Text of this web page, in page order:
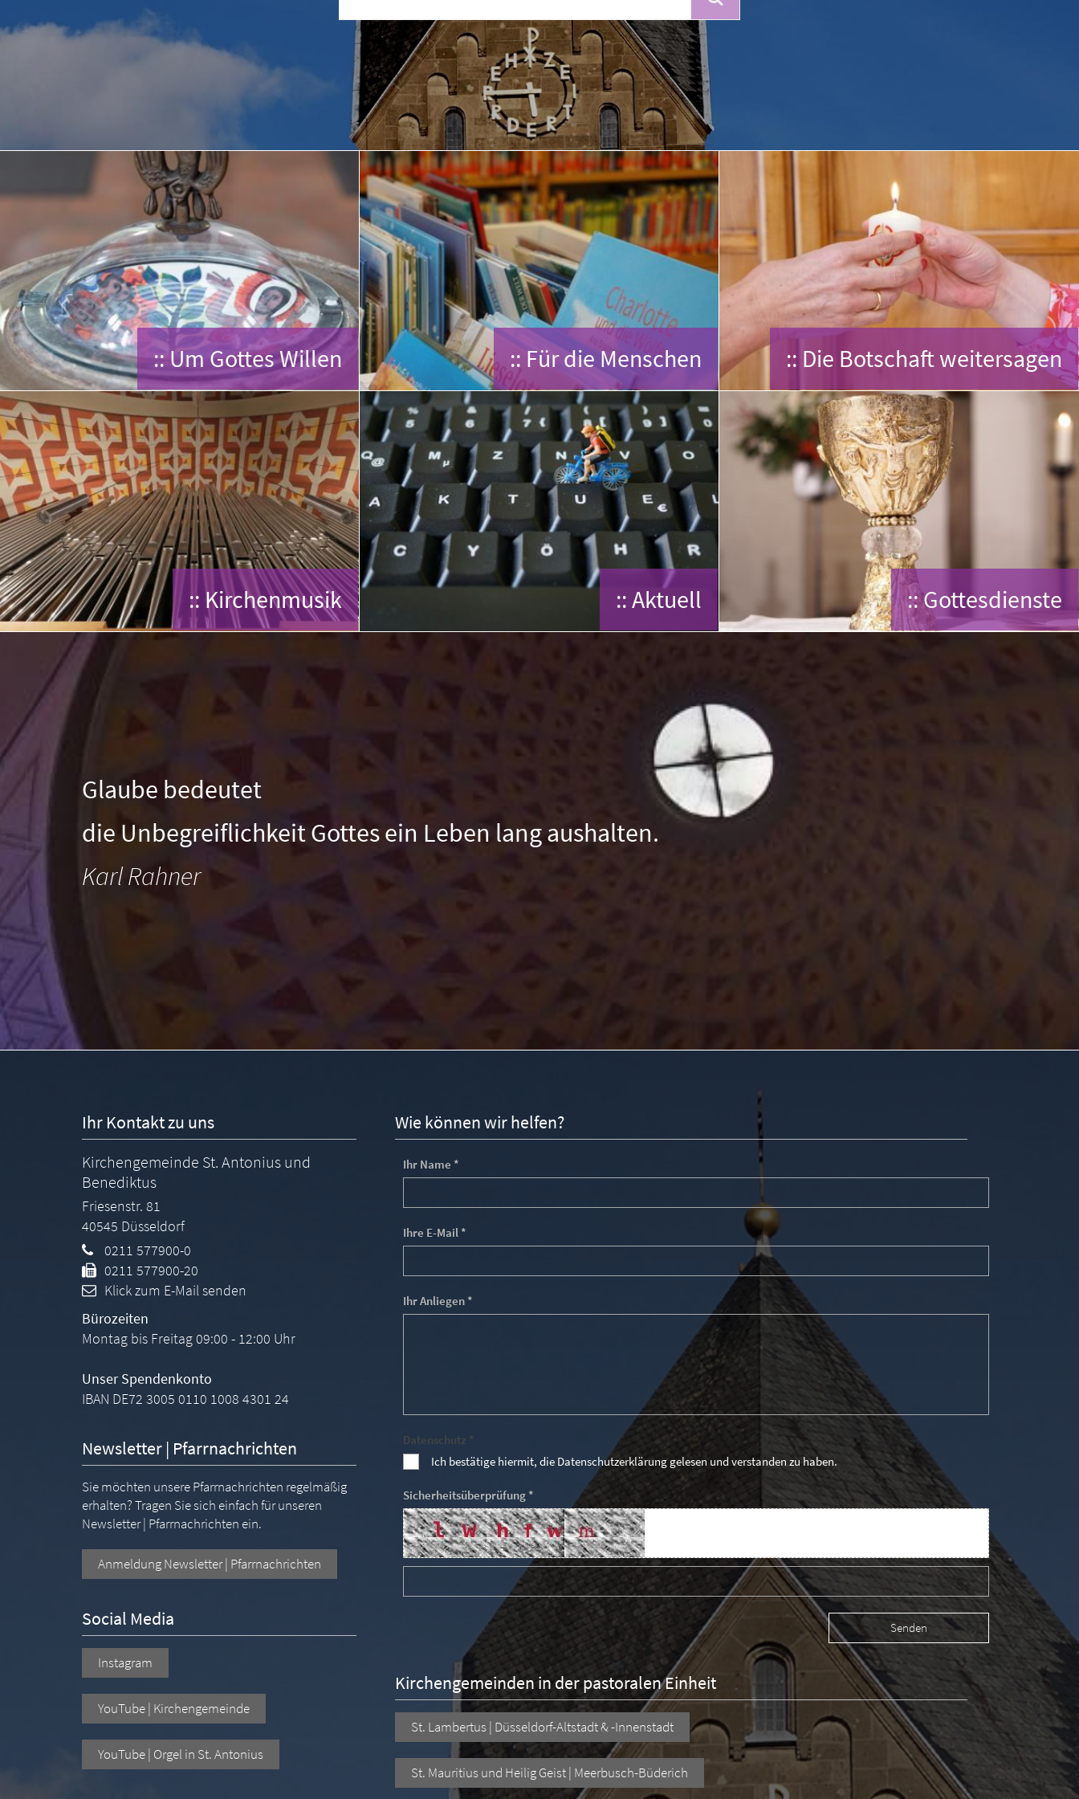
:: Um Gottes Willen :: Für die Menschen :: Die Botschaft weitersagen
:: Kirchenmusik :: Aktuell :: Gottesdienste
Glaube bedeutet
die Unbegreiflichkeit Gottes ein Leben lang aushalten.
Karl Rahner
Wie können wir helfen?
Ihr Name *
Ihre E-Mail *
Ihr Anliegen *
Datenschutz *
Ich bestätige hiermit, die Datenschutzerklärung gelesen und verstanden zu haben.
Sicherheitsüberprüfung *
Kirchengemeinden in der pastoralen Einheit
St. Lambertus | Düsseldorf-Altstadt & -Innenstadt
St. Mauritius und Heilig Geist | Meerbusch-Büderich
Ihr Kontakt zu uns
Kirchengemeinde St. Antonius und
Benediktus
Friesenstr. 81
40545 Düsseldorf
0211 577900-0
0211 577900-20
Klick zum E-Mail senden
Bürozeiten
Montag bis Freitag 09:00 - 12:00 Uhr
Unser Spendenkonto
IBAN DE72 3005 0110 1008 4301 24
Newsletter | Pfarrnachrichten
Sie möchten unsere Pfarrnachrichten regelmäßig
erhalten? Tragen Sie sich einfach für unseren
Newsletter | Pfarrnachrichten ein.
Anmeldung Newsletter | Pfarrnachrichten
Social Media
Instagram
YouTube | Kirchengemeinde
YouTube | Orgel in St. Antonius